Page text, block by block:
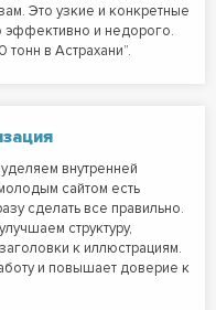
Это узкие и конкретные
эффективно и недорого.
тонн в Астрахани”.
внутренней
сайтом есть
сделать все правильно.
структуру,
к иллюстрациям.
и повышает доверие к